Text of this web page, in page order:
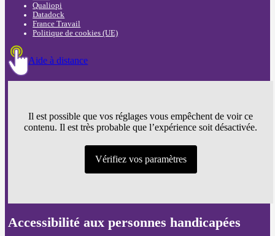
Qualiopi
Datadock
France Travail
Politique de cookies (UE)
Aide à distance
Il est possible que vos réglages vous empêchent de voir ce
contenu. Il est très probable que l’expérience soit désactivée.
Vérifiez vos paramètres
Accessibilité aux personnes handicapées